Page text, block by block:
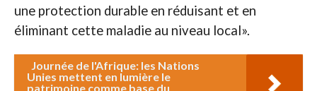
une protection durable en réduisant et en
éliminant cette maladie au niveau local».
Journée de l'Afrique: les Nations
Unies mettent en lumière le
patrimoine comme base du